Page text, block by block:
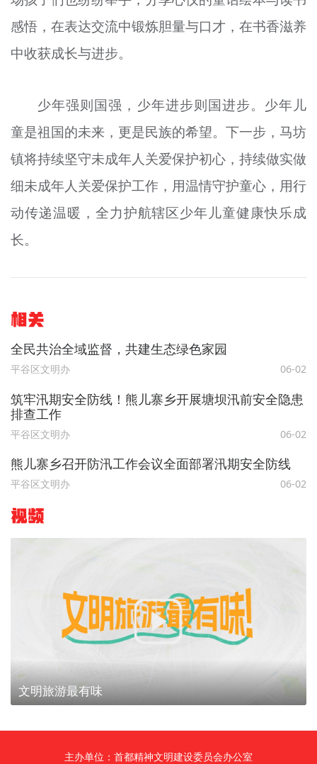
感悟，在表达交流中锻炼胆量与口才，在书香滋养
中收获成长与进步。
少年强则国强，少年进步则国进步。少年儿
童是祖国的未来，更是民族的希望。下一步，马坊
镇将持续坚守未成年人关爱保护初心，持续做实做
细未成年人关爱保护工作，用温情守护童心，用行
动传递温暖，全力护航辖区少年儿童健康快乐成
长。
相关
全民共治全域监督，共建生态绿色家园
平谷区文明办 06-02
筑牢汛期安全防线！熊儿寨乡开展塘坝汛前安全隐患
排查工作
平谷区文明办 06-02
熊儿寨乡召开防汛工作会议全面部署汛期安全防线
平谷区文明办 06-02
视频
文明旅游最有味
主办单位：首都精神文明建设委员会办公室